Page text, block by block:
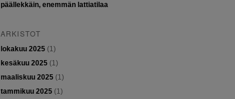
päällekkäin, enemmän lattiatilaa
ARKISTOT
lokakuu 2025(1)
kesäkuu 2025(1)
maaliskuu 2025(1)
tammikuu 2025(1)